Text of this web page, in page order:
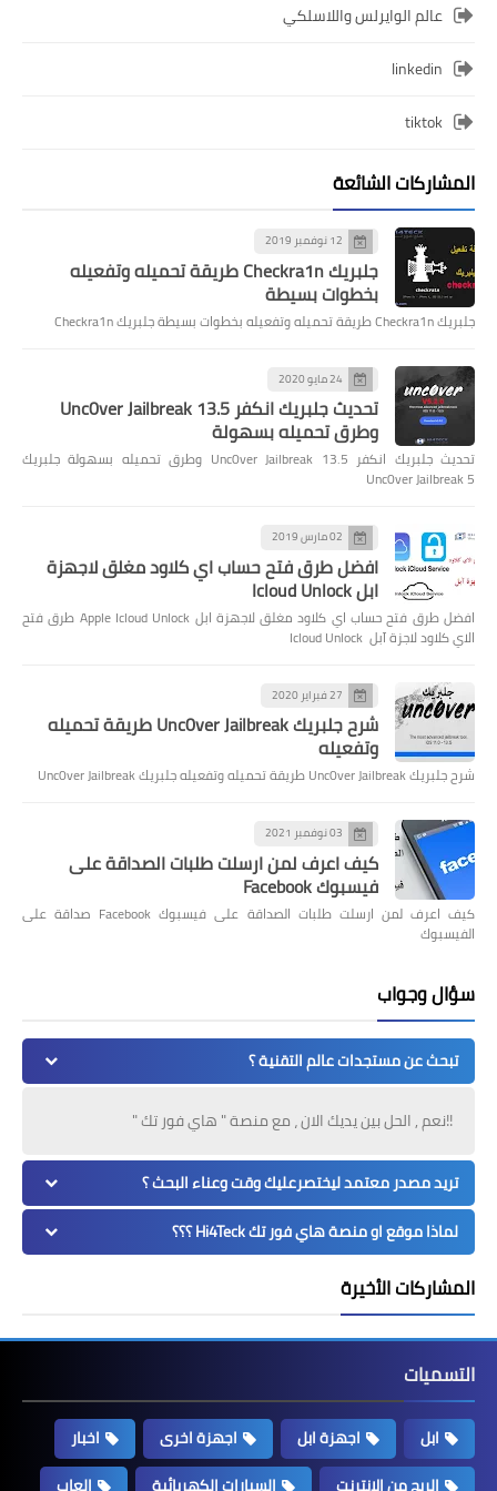
عالم الوايرلس واللاسلكي
linkedin
tiktok
المشاركات الشائعة
12 نوفمبر 2019
جلبريك Checkra1n طريقة تحميله وتفعيله
بخطوات بسيطة
جلبريك Checkra1n طريقة تحميله وتفعيله بخطوات بسيطة جلبريك Checkra1n
24 مايو 2020
تحديث جلبريك انكفر Unc0ver Jailbreak 13.5
وطرق تحميله بسهولة
تحديث جلبريك انكفر Unc0ver Jailbreak 13.5 وطرق تحميله بسهولة جلبريك
Unc0ver Jailbreak 5
02 مارس 2019
افضل طرق فتح حساب اي كلاود مغلق لاجهزة
ابل Icloud Unlock
افضل طرق فتح حساب اي كلاود مغلق لاجهزة ابل Apple Icloud Unlock طرق فتح
الاي كلاود لاجزة آبل Icloud Unlock
27 فبراير 2020
شرح جلبريك Unc0ver Jailbreak طريقة تحميله
وتفعيله
شرح جلبريك Unc0ver Jailbreak طريقة تحميله وتفعيله جلبريك Unc0ver Jailbreak
03 نوفمبر 2021
كيف اعرف لمن ارسلت طلبات الصداقة على
فيسبوك Facebook
كيف اعرف لمن ارسلت طلبات الصداقة على فيسبوك Facebook صداقة على
الفيسبوك
سؤال وجواب
تبحث عن مستجدات عالم التقنية ؟
!!نعم , الحل بين يديك الان ، مع منصة " هاي فور تك "
تريد مصدر معتمد ليختصرعليك وقت وعناء البحث ؟
لماذا موقع او منصة هاي فور تك Hi4Teck ؟؟؟
المشاركات الأخيرة
التسميات
ابل اجهزة ابل اجهزة اخرى
اخبار
الربح من الانترنت
السيارات الكهربائية العاب